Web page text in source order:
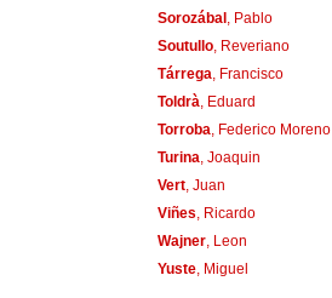
Sorozábal , Pablo
Soutullo, Reveriano
Tárrega, Francisco
Toldrà, Eduard
Torroba, Federico Moreno
Turina, Joaquin
Vert, Juan
Viñes, Ricardo
Wajner, Leon
Yuste, Miguel